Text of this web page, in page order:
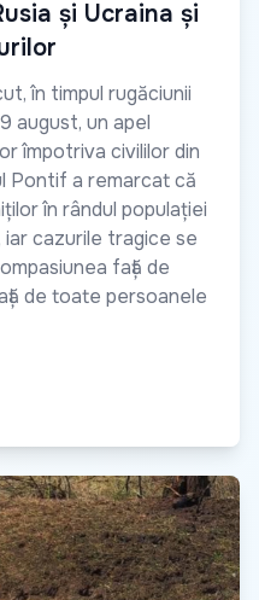
și Ucraina și
în timpul rugăciunii
august, un apel
împotriva civililor din
Pontif a remarcat că
în rândul populației
cazurile tragice se
față de
de toate persoanele